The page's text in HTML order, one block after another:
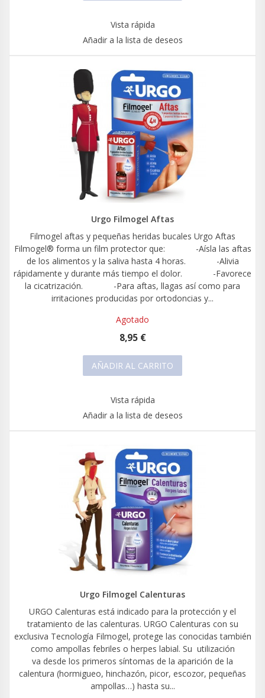
Vista rápida
Añadir a la lista de deseos
Urgo Filmogel Aftas
Filmogel aftas y pequeñas heridas bucales Urgo Aftas
Filmogel® forma un film protector que: -Aísla las aftas
de los alimentos y la saliva hasta 4 horas. -Alivia
rápidamente y durante más tiempo el dolor. -Favorece
la cicatrización. -Para aftas, llagas así como para
irritaciones producidas por ortodoncias y...
Agotado
8,95 €
AÑADIR AL CARRITO
Vista rápida
Añadir a la lista de deseos
Urgo Filmogel Calenturas
URGO Calenturas está indicado para la protección y el
tratamiento de las calenturas. URGO Calenturas con su
exclusiva Tecnología Filmogel, protege las conocidas también
como ampollas febriles o herpes labial. Su utilización
va desde los primeros síntomas de la aparición de la
calentura (hormigueo, hinchazón, picor, escozor, pequeñas
ampollas…) hasta su...